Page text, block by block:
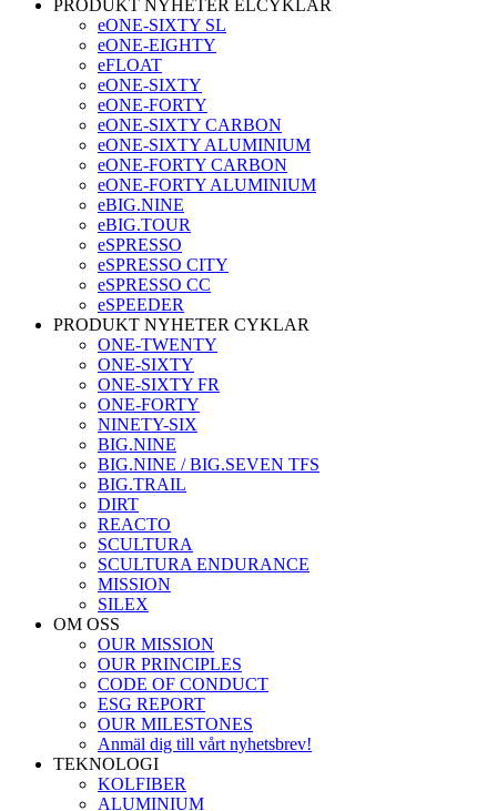
PRODUKT NYHETER ELCYKLAR
eONE-SIXTY SL
eONE-EIGHTY
eFLOAT
eONE-SIXTY
eONE-FORTY
eONE-SIXTY CARBON
eONE-SIXTY ALUMINIUM
eONE-FORTY CARBON
eONE-FORTY ALUMINIUM
eBIG.NINE
eBIG.TOUR
eSPRESSO
eSPRESSO CITY
eSPRESSO CC
eSPEEDER
PRODUKT NYHETER CYKLAR
ONE-TWENTY
ONE-SIXTY
ONE-SIXTY FR
ONE-FORTY
NINETY-SIX
BIG.NINE
BIG.NINE / BIG.SEVEN TFS
BIG.TRAIL
DIRT
REACTO
SCULTURA
SCULTURA ENDURANCE
MISSION
SILEX
OM OSS
OUR MISSION
OUR PRINCIPLES
CODE OF CONDUCT
ESG REPORT
OUR MILESTONES
Anmäl dig till vårt nyhetsbrev!
TEKNOLOGI
KOLFIBER
ALUMINIUM